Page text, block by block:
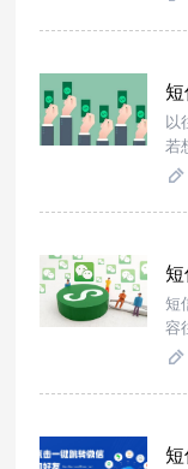
链
以
若
用
短
容
无